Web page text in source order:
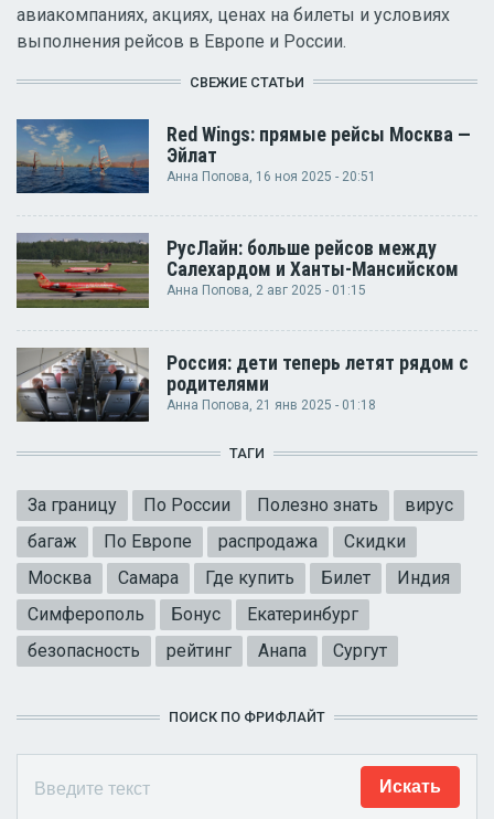
авиакомпаниях, акциях, ценах на билеты и условиях
выполнения рейсов в Европе и России.
СВЕЖИЕ СТАТЬИ
Red Wings: прямые рейсы Москва —
Эйлат
Анна Попова, 16 ноя 2025 - 20:51
РусЛайн: больше рейсов между
Салехардом и Ханты-Мансийском
Анна Попова, 2 авг 2025 - 01:15
Россия: дети теперь летят рядом с
родителями
Анна Попова, 21 янв 2025 - 01:18
ТАГИ
За границу По России Полезно знать
вирус
багаж
По Европе распродажа
Скидки
Москва
Самара Где купить Билет
Индия
Симферополь
Бонус
Екатеринбург
безопасность
рейтинг Анапа Сургут
ПОИСК ПО ФРИФЛАЙТ